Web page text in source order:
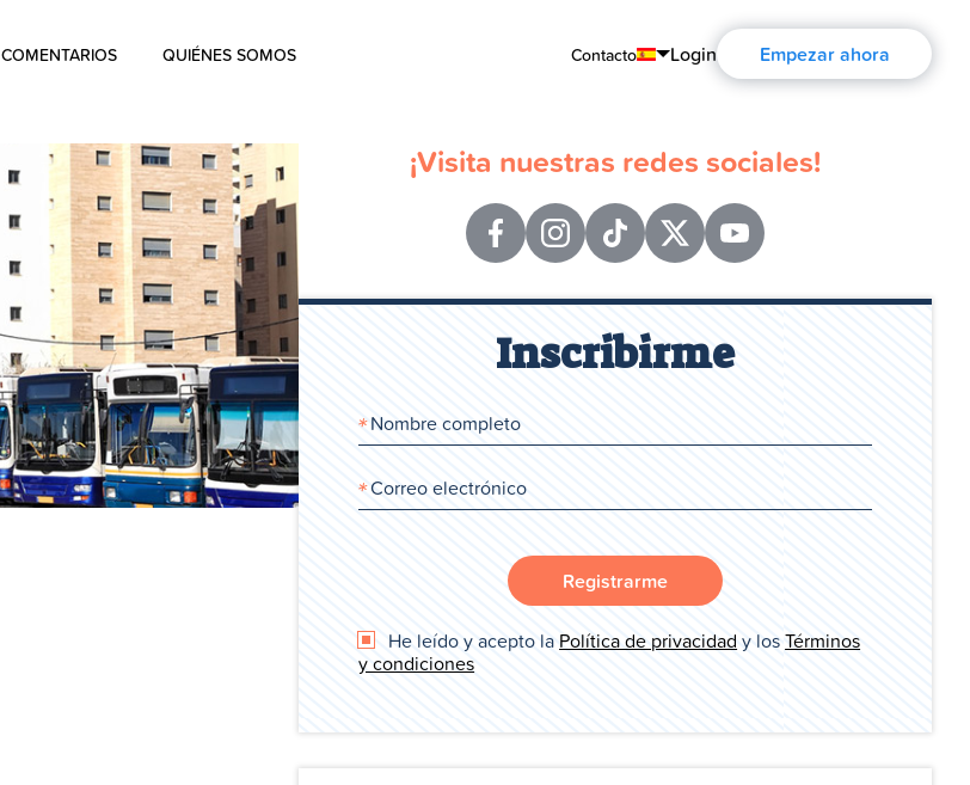
Contacto
Português
Español
Français
Deutsch
Русский
Login Empezar ahora
COMENTARIOS QUIÉNES SOMOS
La historia de Aharon Rosen
Certificación
Contacto
Blog
¡Visita nuestras redes sociales!
Inscribirme
Registrarme
He leído y acepto la Política de privacidad y losTérminos
y condiciones